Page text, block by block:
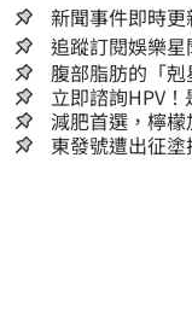
新聞事件即時
追蹤訂閱娛樂
腹部脂肪的「
囊，瘦出小蠻腰
立即諮詢HPV
嫌晚！
減肥首選，檸
人生
東發號遭出征